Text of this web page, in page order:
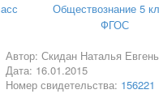
с поставленной задачей.
Обществознание 5
ФГОС
Автор: Скидан Наталья
Дата: 16.01.2015
Номер свидетельства: 156221